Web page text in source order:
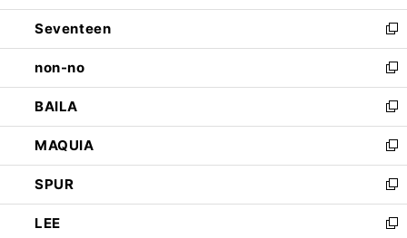
開
く
ウ
で
開
く
ン
ド
ウ
で
開
く
Seventeen
新
し
い
ウ
ィ
ン
ド
ウ
で
開
く
non-no
新
し
い
ウ
ィ
ン
ド
ウ
で
BAILA
新
し
い
ウ
ィ
ン
ド
MAQUIA
新
し
い
ウ
ィ
SPUR
新
し
い
LEE
新